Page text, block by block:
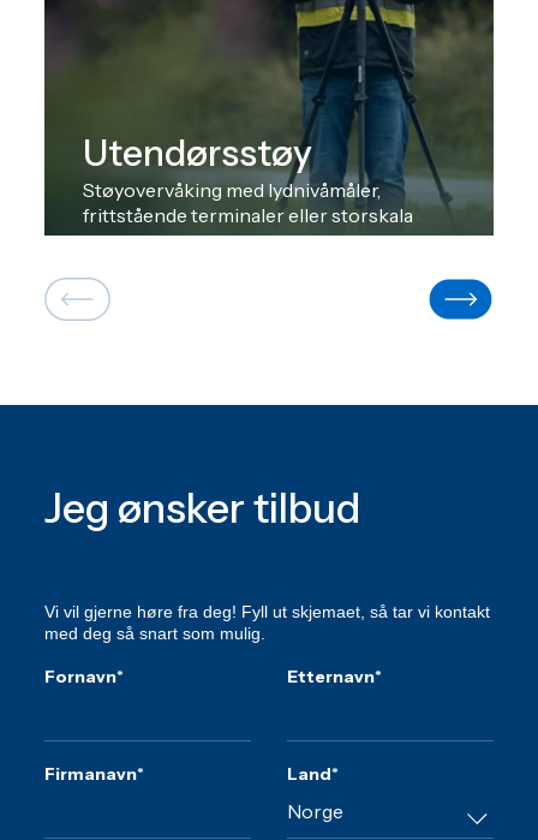
Utendørsstøy
Støyovervåking med lydnivåmåler,
frittstående terminaler eller storskala
systemer.
Jeg ønsker tilbud
Vi vil gjerne høre fra deg! Fyll ut skjemaet, så tar vi kontakt
med deg så snart som mulig.
Fornavn* Etternavn*
Firmanavn* Land*